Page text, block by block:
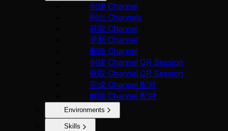
创建 Channel
列出 Channels
获取 Channel
更新 Channel
删除 Channel
创建 Channel QR Session
获取 Channel QR Session
完成 Channel 配对
解除 Channel 配对
Environments
Skills